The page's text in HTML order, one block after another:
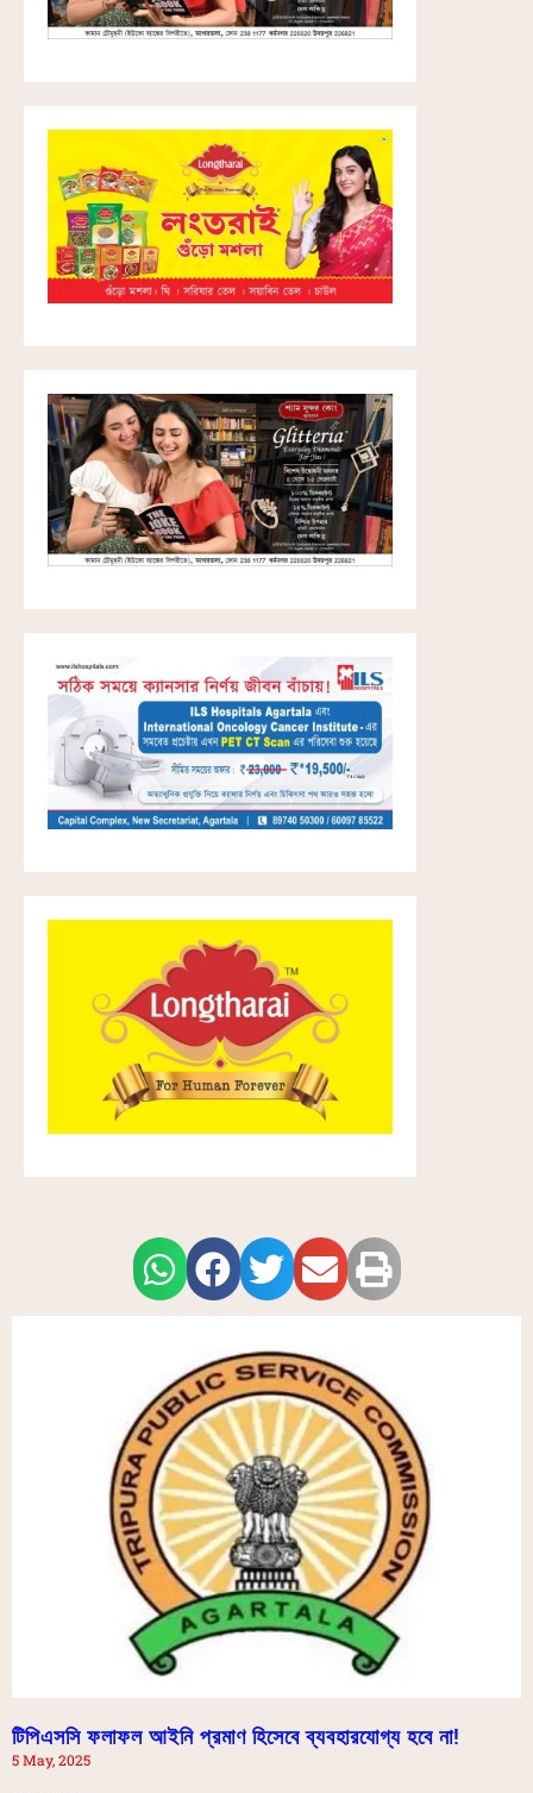
টিপিএসসি ফলাফল আইনি প্রমাণ হিসেবে ব্যবহারযোগ্য হবে না!
5 May, 2025